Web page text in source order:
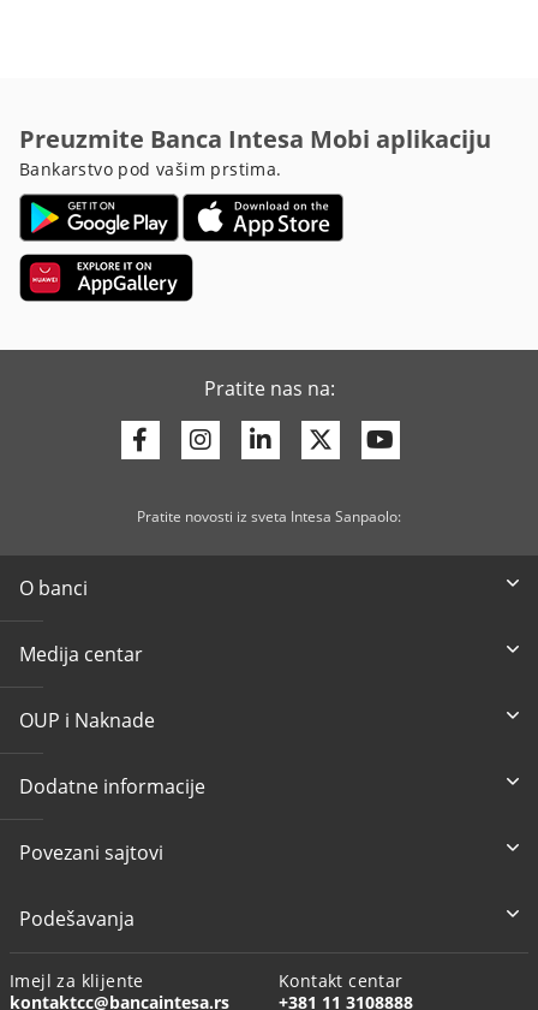
Preuzmite Banca Intesa Mobi aplikaciju
Bankarstvo pod vašim prstima.
Pratite nas na:
FacebookInstagram
LinkedinTwitter
Pratite novosti iz sveta Intesa Sanpaolo:
O banci
Medija centar
OUP i Naknade
Dodatne informacije
Povezani sajtovi
Podešavanja
Imejl za klijente
kontaktcc@bancaintesa.rs
Kontakt centar
+381 11 3108888